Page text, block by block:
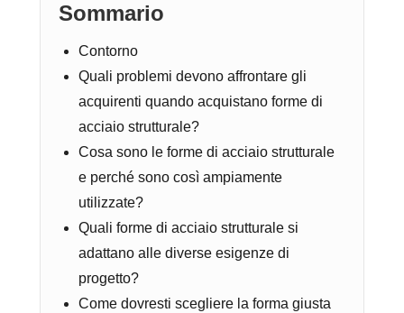
Sommario
Contorno
Quali problemi devono affrontare gli
acquirenti quando acquistano forme di
acciaio strutturale?
Cosa sono le forme di acciaio strutturale
e perché sono così ampiamente
utilizzate?
Quali forme di acciaio strutturale si
adattano alle diverse esigenze di
progetto?
Come dovresti scegliere la forma giusta